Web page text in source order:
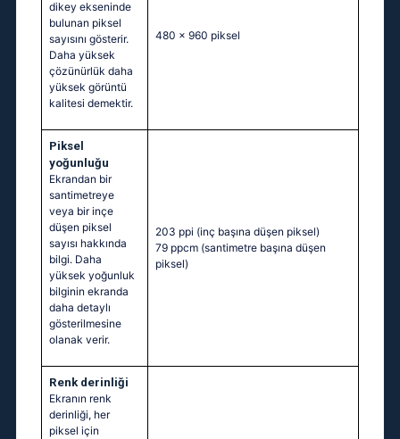
dikey ekseninde
bulunan piksel
sayısını gösterir.
Daha yüksek
çözünürlük daha
yüksek görüntü
kalitesi demektir.
480 x 960 piksel
Piksel
yoğunluğu
Ekrandan bir
santimetreye
veya bir inçe
düşen piksel
sayısı hakkında
bilgi. Daha
yüksek yoğunluk
bilginin ekranda
daha detaylı
gösterilmesine
olanak verir.
203 ppi (inç başına düşen piksel)
79 ppcm (santimetre başına düşen
piksel)
Renk derinliği
Ekranın renk
derinliği, her
piksel için